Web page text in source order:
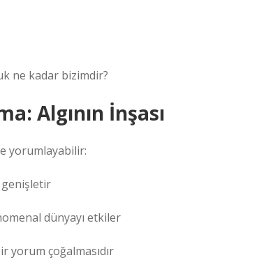
ne kadar bizimdir?
Algının İnşası
yorumlayabilir:
genişletir
dünyayı etkiler
yorum çoğalmasıdır